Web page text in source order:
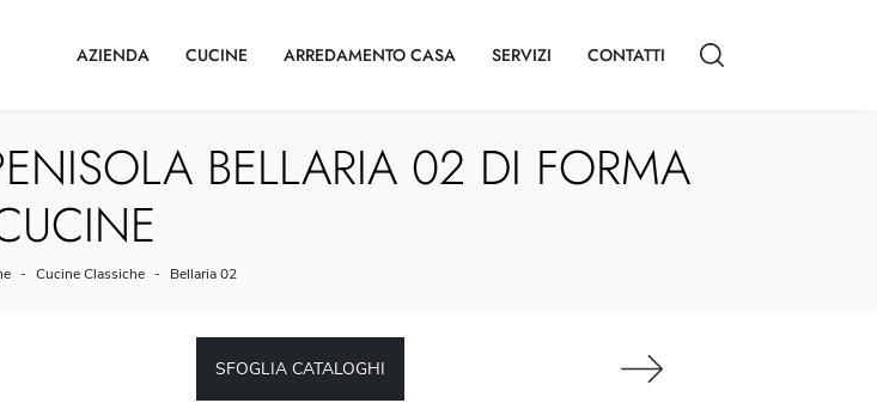
AZIENDA CUCINE ARREDAMENTO CASA SERVIZI CONTATTI
BELLARIA 02 DI FORMA
- Cucine Classiche - Bellaria 02
SFOGLIA CATALOGHI